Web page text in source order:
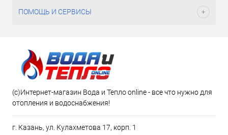
ПОМОЩЬ И СЕРВИСЫ
(c)Интернет-магазин Вода и Тепло online - все что нужно для
отопления и водоснабжения!
г. Казань, ул. Кулахметова 17, корп. 1